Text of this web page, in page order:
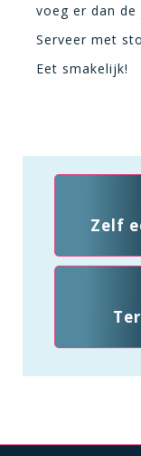
voeg er dan
Serveer met
Eet smakelijk!
Zelf